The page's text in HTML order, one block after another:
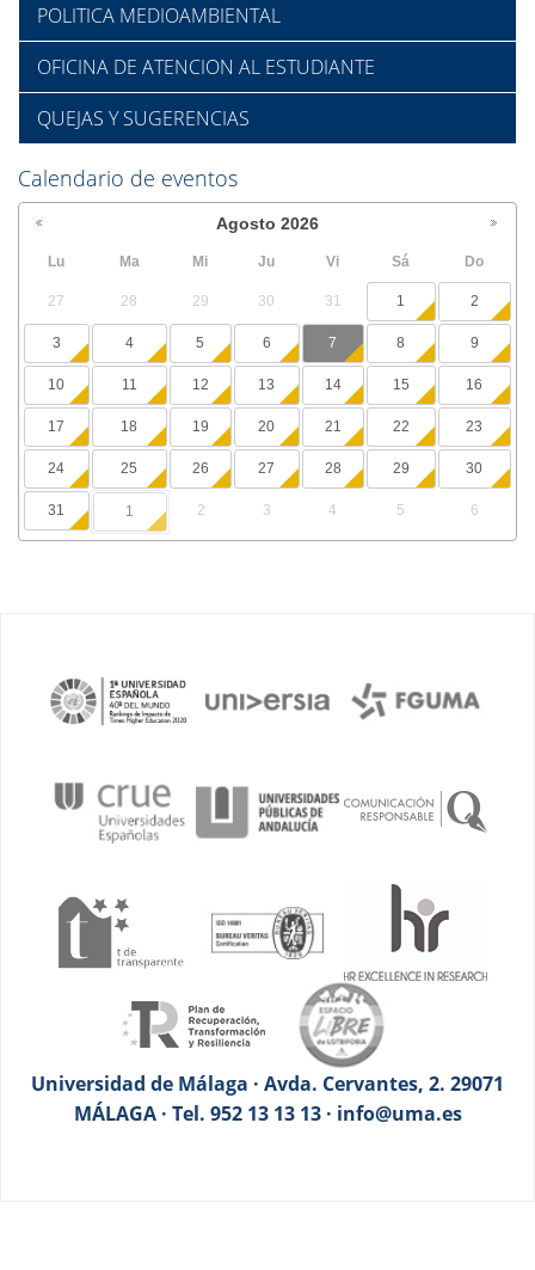
POLITICA MEDIOAMBIENTAL
OFICINA DE ATENCION AL ESTUDIANTE
QUEJAS Y SUGERENCIAS
Calendario de eventos
Agosto 2026
Lu Ma Mi Ju Vi Sá Do
27 28 29 30 31 1 2
3 4 5 6 7 8 9
10 11 12 13 14 15 16
17 18 19 20 21 22 23
24 25 26 27 28 29 30
31 1 2 3 4 5 6
Universidad de Málaga · Avda. Cervantes, 2. 29071
MÁLAGA · Tel. 952 13 13 13 · info@uma.es